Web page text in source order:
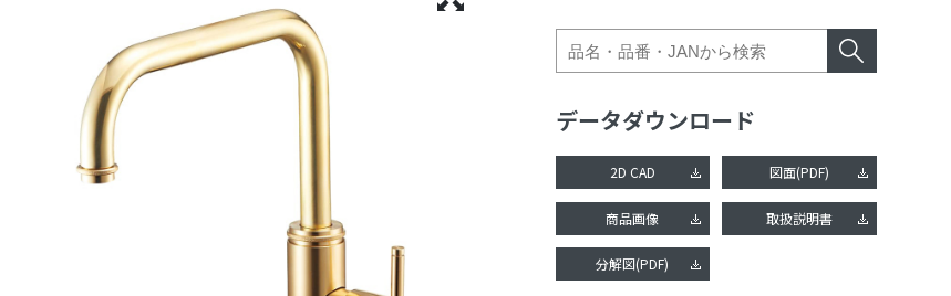
データダウンロード
2D CAD 図面(PDF)
商品画像 取扱説明書
分解図(PDF)